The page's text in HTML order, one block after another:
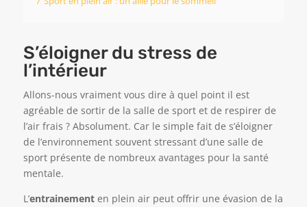
S’éloigner du stress de
l’intérieur
Allons-nous vraiment vous dire à quel point il est
agréable de sortir de la salle de sport et de respirer de
l’air frais ? Absolument. Car le simple fait de s’éloigner
de l’environnement souvent stressant d’une salle de
sport présente de nombreux avantages pour la santé
mentale.
L’entrainementen plein air peut offrir une évasion de la